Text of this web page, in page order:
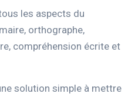
les aspects du
orthographe,
compréhension écrite et
solution simple à mettre